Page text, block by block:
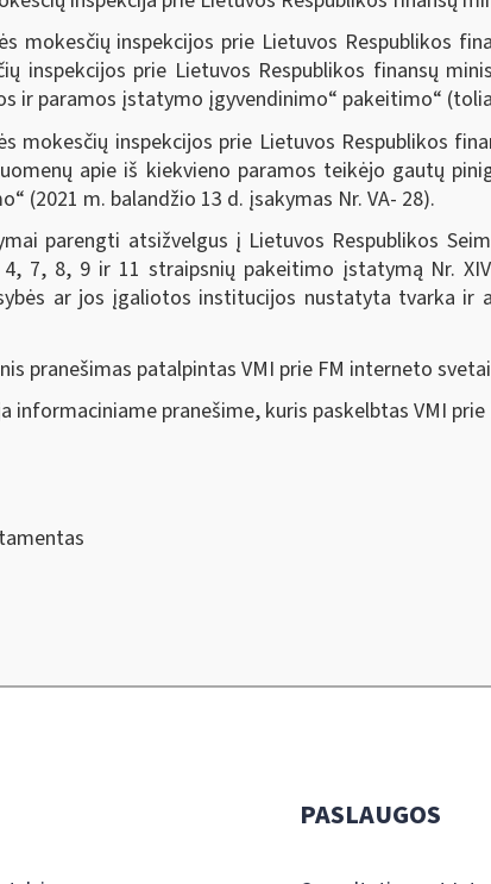
mokesčių inspekcijos prie Lietuvos Respublikos
inspekcijos prie Lietuvos Respublikos finansų
ir paramos įstatymo įgyvendinimo“ pakeitimo“
mokesčių inspekcijos prie Lietuvos Respublikos
apie iš kiekvieno paramos teikėjo gautų
(2021 m. balandžio 13 d. įsakymas Nr. VA- 28).
parengti atsižvelgus į Lietuvos Respublikos
7, 8, 9 ir 11 straipsnių pakeitimo įstatymą Nr.
ar jos įgaliotos institucijos nustatyta tvarka
pranešimas patalpintas VMI prie FM interneto
informaciniame pranešime, kuris paskelbtas VMI prie
PASLAUGOS